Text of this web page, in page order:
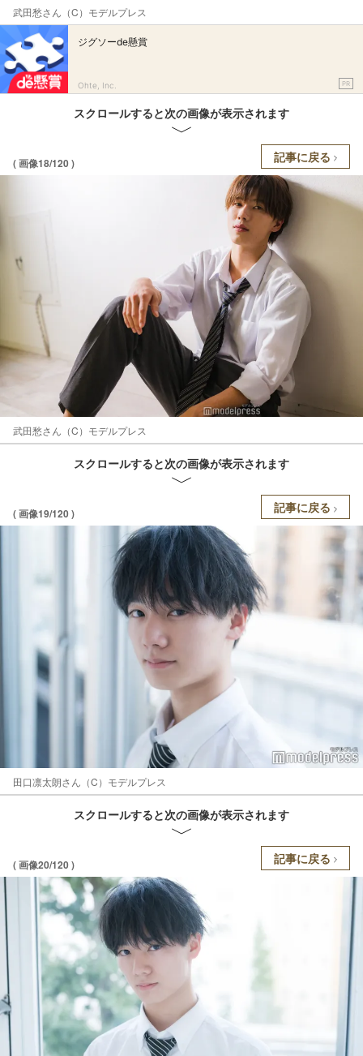
武田愁さん（C）モデルプレス
ジグソーde懸賞
Ohte, Inc. PR
スクロールすると次の画像が表示されます
( 画像18/120 ) 記事に戻る
武田愁さん（C）モデルプレス
スクロールすると次の画像が表示されます
( 画像19/120 ) 記事に戻る
田口凛太朗さん（C）モデルプレス
スクロールすると次の画像が表示されます
( 画像20/120 ) 記事に戻る